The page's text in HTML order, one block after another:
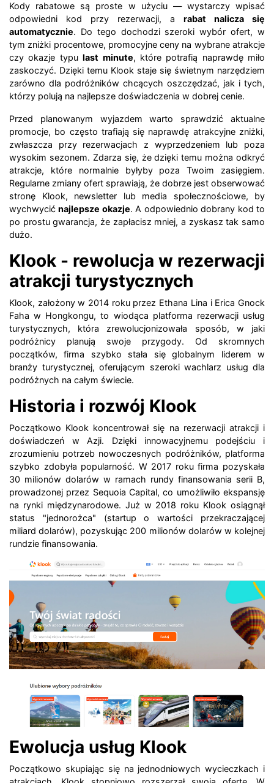
Kody rabatowe są proste w użyciu — wystarczy wpisać
odpowiedni kod przy rezerwacji, a rabat nalicza się
automatycznie. Do tego dochodzi szeroki wybór ofert, w
tym zniżki procentowe, promocyjne ceny na wybrane atrakcje
czy okazje typulast minute, które potrafią naprawdę miło
zaskoczyć. Dzięki temu Klook staje się świetnym narzędziem
zarówno dla podróżników chcących oszczędzać, jak i tych,
którzy polują na najlepsze doświadczenia w dobrej cenie.
Przed planowanym wyjazdem warto sprawdzić aktualne
promocje, bo często trafiają się naprawdę atrakcyjne zniżki,
zwłaszcza przy rezerwacjach z wyprzedzeniem lub poza
wysokim sezonem. Zdarza się, że dzięki temu można odkryć
atrakcje, które normalnie byłyby poza Twoim zasięgiem.
Regularne zmiany ofert sprawiają, że dobrze jest obserwować
stronę Klook, newsletter lub media społecznościowe, by
wychwycićnajlepsze okazje. A odpowiednio dobrany kod to
po prostu gwarancja, że zapłacisz mniej, a zyskasz tak samo
dużo.
Klook - rewolucja w rezerwacji
atrakcji turystycznych
Klook, założony w 2014 roku przez Ethana Lina i Erica Gnock
Faha w Hongkongu, to wiodąca platforma rezerwacji usług
turystycznych, która zrewolucjonizowała sposób, w jaki
podróżnicy planują swoje przygody.
Od skromnych
początków, firma szybko stała się globalnym liderem w
branży turystycznej, oferującym szeroki wachlarz usług dla
podróżnych na całym świecie.
Historia i rozwój Klook
Początkowo Klook koncentrował się na rezerwacji atrakcji i
doświadczeń w Azji.
Dzięki innowacyjnemu podejściu i
zrozumieniu potrzeb nowoczesnych podróżników, platforma
szybko zdobyła popularność. W 2017 roku firma pozyskała
30 milionów dolarów w ramach rundy finansowania serii B,
prowadzonej przez Sequoia Capital, co umożliwiło ekspansję
na rynki międzynarodowe. Już w 2018 roku Klook osiągnął
status "jednorożca" (startup o wartości przekraczającej
miliard dolarów), pozyskując 200 milionów dolarów w kolejnej
rundzie finansowania.
Ewolucja usług Klook
Początkowo skupiając się na jednodniowych wycieczkach i